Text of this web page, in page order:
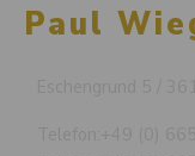
Paul